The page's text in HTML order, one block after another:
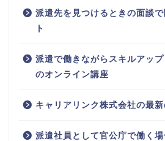
派遣先を見つけるときの面談
ト
派遣で働きながらスキルアッ
のオンライン講座
キャリアリンク株式会社の最
派遣社員として官公庁で働く